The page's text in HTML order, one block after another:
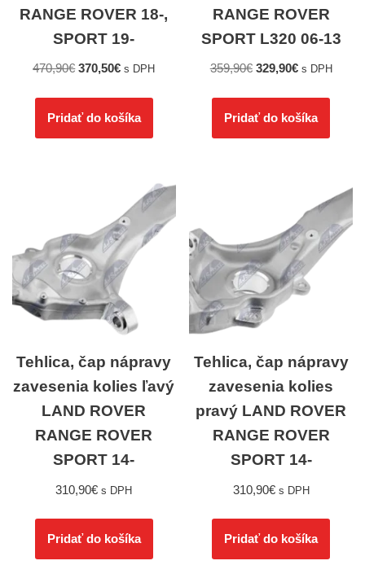
RANGE ROVER 18-,
SPORT 19-
470,90€ 370,50€ s DPH
Pridať do košíka
RANGE ROVER
SPORT L320 06-13
359,90€ 329,90€ s DPH
Pridať do košíka
Tehlica, čap nápravy
zavesenia kolies ľavý
LAND ROVER
RANGE ROVER
SPORT 14-
310,90€ s DPH
Pridať do košíka
Tehlica, čap nápravy
zavesenia kolies
pravý LAND ROVER
RANGE ROVER
SPORT 14-
310,90€ s DPH
Pridať do košíka